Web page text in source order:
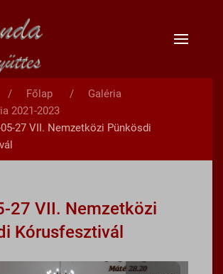
Főlap
Galéria
2021-2023
27 VII. Nemzetközi Pünkösdi
27 VII. Nemzetközi
Kórusfesztivál